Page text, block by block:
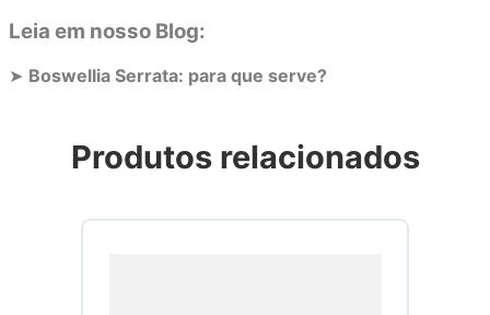
Leia em nosso Blog:
➤ Boswellia Serrata: para que serve?
Produtos relacionados